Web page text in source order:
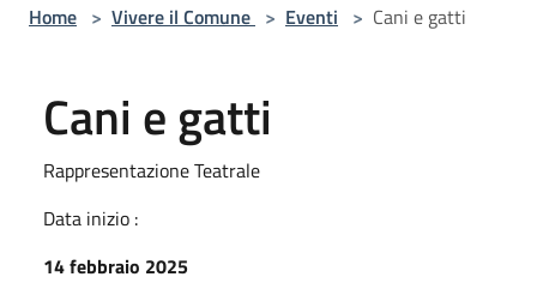
Home > Vivere il Comune > Eventi > Cani e gatti
Cani e gatti
Rappresentazione Teatrale
Data inizio :
14 febbraio 2025